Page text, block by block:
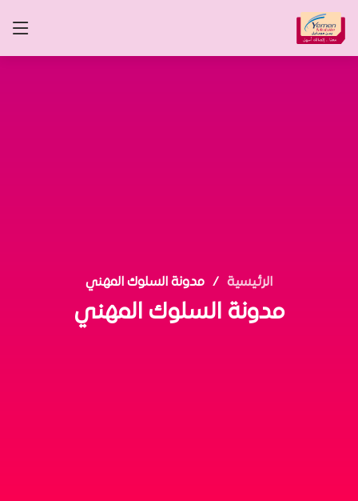
الرئيسية مدونة السلوك المهني
مدونة السلوك المهني